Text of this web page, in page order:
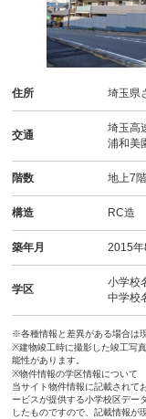
住所 埼玉県
交通
埼玉高
浦和
階数 地上7階
構造 RC造
築年月 2015年
学区
小学校
中学校
※各種情報と差異がある場合は
※建物竣工時に撮影した竣工写
能性があります。
※物件情報の学区情報について
当サイト物件情報に記載されて
ービスが提供する小学校区デー
したものですので、記載情報が